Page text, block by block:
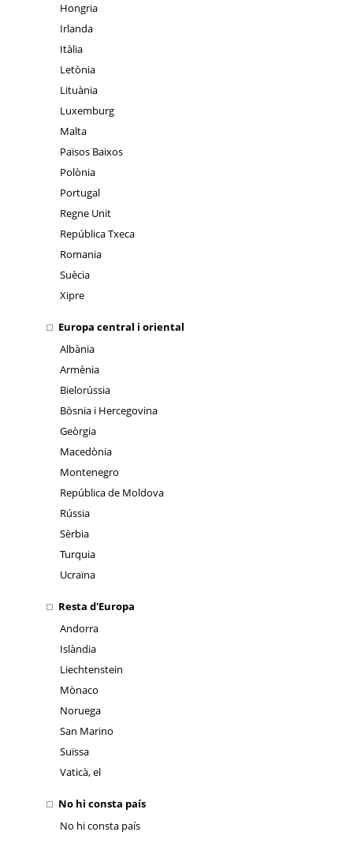
Hongria
Irlanda
Itàlia
Letònia
Lituània
Luxemburg
Malta
Països Baixos
Polònia
Portugal
Regne Unit
República Txeca
Romania
Suècia
Xipre
Europa central i oriental
Albània
Armènia
Bielorússia
Bòsnia i Hercegovina
Geòrgia
Macedònia
Montenegro
República de Moldova
Rússia
Sèrbia
Turquia
Ucraïna
Resta d'Europa
Andorra
Islàndia
Liechtenstein
Mònaco
Noruega
San Marino
Suïssa
Vaticà, el
No hi consta país
No hi consta país